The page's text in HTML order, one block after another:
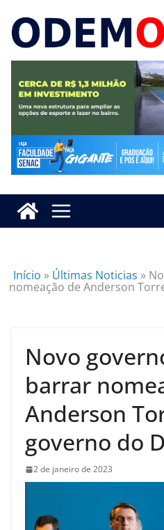
Início » Últimas Noticias »
nomeação de Anderson
Novo
barrar
Anderson
governo do
2 de janeiro de 2023